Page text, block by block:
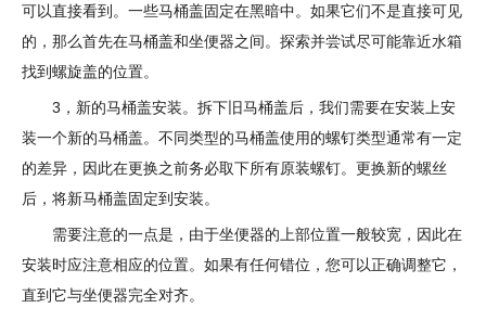
可以直接看到。一些马桶盖固定在黑暗中。如果它们不是直接可见
的，那么首先在马桶盖和坐便器之间。探索并尝试尽可能靠近水箱
找到螺旋盖的位置。
3，新的马桶盖安装。拆下旧马桶盖后，我们需要在安装上安
装一个新的马桶盖。不同类型的马桶盖使用的螺钉类型通常有一定
的差异，因此在更换之前务必取下所有原装螺钉。更换新的螺丝
后，将新马桶盖固定到安装。
需要注意的一点是，由于坐便器的上部位置一般较宽，因此在
安装时应注意相应的位置。如果有任何错位，您可以正确调整它，
直到它与坐便器完全对齐。